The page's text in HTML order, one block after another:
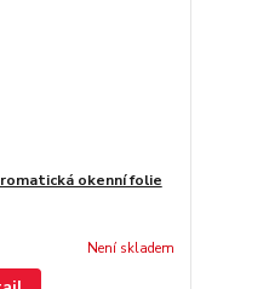
okenní folie
Není skladem